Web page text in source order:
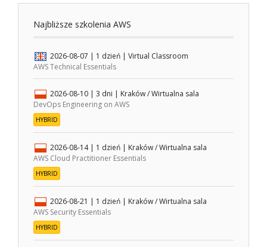
Najbliższe szkolenia AWS
2026-08-07 | 1 dzień | Virtual Classroom
AWS Technical Essentials
2026-08-10 | 3 dni | Kraków / Wirtualna sala
DevOps Engineering on AWS
HYBRID
2026-08-14 | 1 dzień | Kraków / Wirtualna sala
AWS Cloud Practitioner Essentials
HYBRID
2026-08-21 | 1 dzień | Kraków / Wirtualna sala
AWS Security Essentials
HYBRID